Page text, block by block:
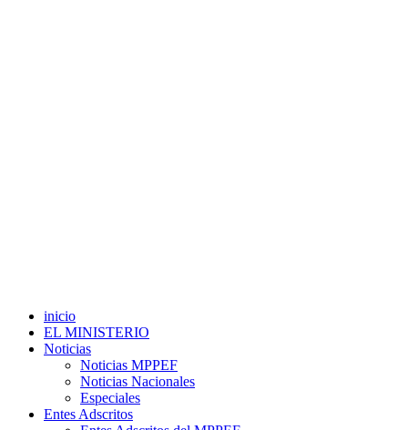
inicio
EL MINISTERIO
Noticias
Noticias MPPEF
Noticias Nacionales
Especiales
Entes Adscritos